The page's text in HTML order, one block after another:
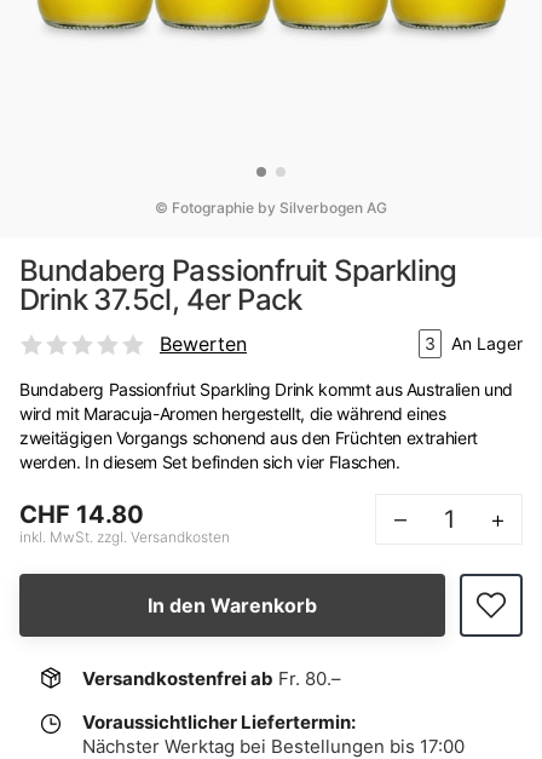
© Fotographie by Silverbogen AG
Bundaberg Passionfruit Sparkling
Drink 37.5cl, 4er Pack
Bewerten 3 An Lager
Bundaberg Passionfriut Sparkling Drink kommt aus Australien und
wird mit Maracuja-Aromen hergestellt, die während eines
zweitägigen Vorgangs schonend aus den Früchten extrahiert
werden. In diesem Set befinden sich vier Flaschen.
CHF 14.80
inkl. MwSt. zzgl. Versandkosten
– +
In den Warenkorb
Versandkostenfrei ab Fr. 80.–
Voraussichtlicher Liefertermin:
Nächster Werktag bei Bestellungen bis 17:00